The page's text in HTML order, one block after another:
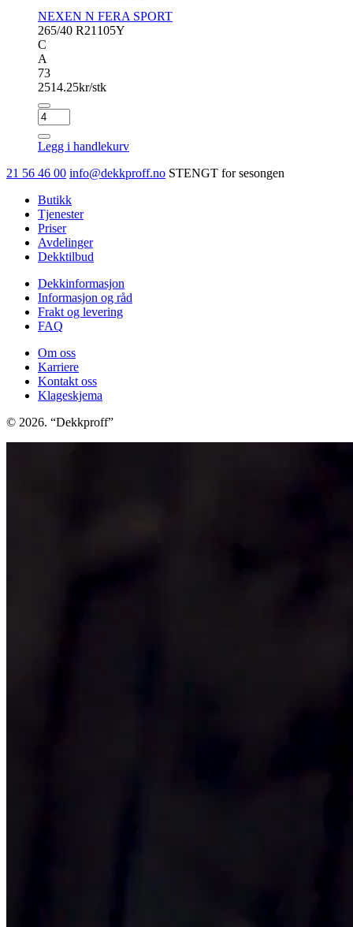
NEXEN N FERA SPORT
265/40 R21 105Y
C
A
73
2514.25kr/stk
NEXEN
N
FERA
SPORT
antall
Legg i handlekurv
21 56 46 00 info@dekkproff.no STENGT for sesongen
Butikk
Tjenester
Priser
Avdelinger
Dekktilbud
Dekkinformasjon
Informasjon og råd
Frakt og levering
FAQ
Om oss
Karriere
Kontakt oss
Klageskjema
© 2026. “Dekkproff”